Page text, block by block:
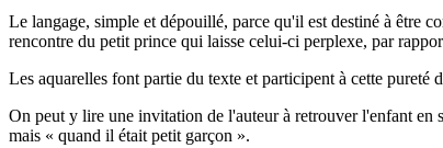
Le langage, simple et dépouillé, parce qu'il est destiné à être
rencontre du petit prince qui laisse celui-ci perplexe, par
Les aquarelles font partie du texte et participent à cette
On peut y lire une invitation de l'auteur à retrouver l'enfant en
mais « quand il était petit garçon ».